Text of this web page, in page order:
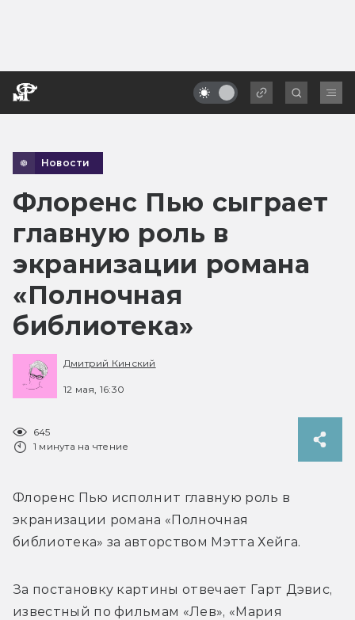
Новости
Флоренс Пью сыграет
главную роль в
экранизации романа
«Полночная
библиотека»
Дмитрий Кинский
12 мая, 16:30
645
1 минута на чтение
Флоренс Пью исполнит главную роль в
экранизации романа «Полночная
библиотека» за авторством Мэтта Хейга.
За постановку картины отвечает Гарт Дэвис,
известный по фильмам «Лев», «Мария